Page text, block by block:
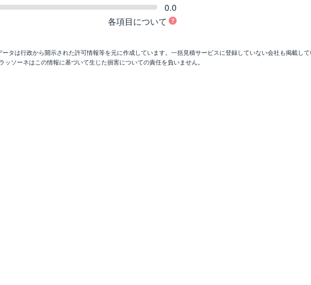
0.0
各項目について
タは行政から開示された許可情報等を元に作成しています。一括見積サービスに登録していない会社も掲載し
ッソーネはこの情報に基づいて生じた損害についての責任を負いません。